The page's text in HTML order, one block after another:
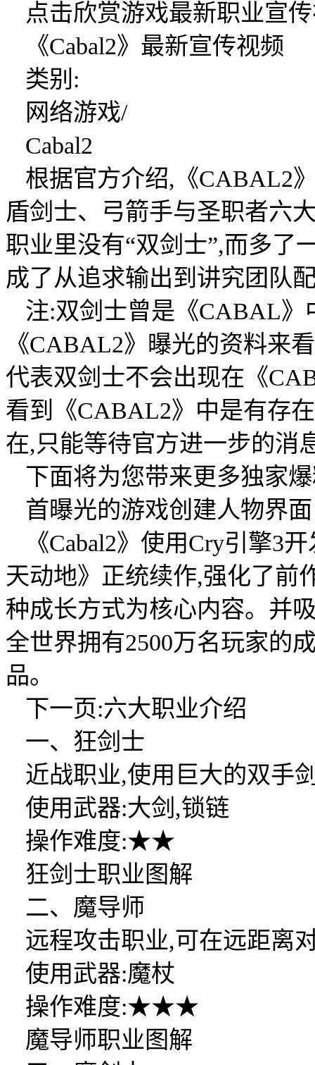
点击欣赏游戏最新职业宣
《Cabal2》最新宣传视频
类别:
网络游戏/
Cabal2
根据官方介绍,《CABAL2
盾剑士、弓箭手与圣职者六
职业里没有“双剑士”,而多了
成了从追求输出到讲究团队
注:双剑士曾是《CABAL》
《CABAL2》曝光的资料来
代表双剑士不会出现在《
看到《CABAL2》中是有存
在,只能等待官方进一步的消
下面将为您带来更多独家
首曝光的游戏创建人物界面
《Cabal2》使用Cry引擎3
天动地》正统续作,强化了前
种成长方式为核心内容。并
全世界拥有2500万名玩家的
品。
下一页:六大职业介绍
一、狂剑士
近战职业,使用巨大的双手
使用武器:大剑,锁链
操作难度:★★
狂剑士职业图解
二、魔导师
远程攻击职业,可在远距离
使用武器:魔杖
操作难度:★★★
魔导师职业图解